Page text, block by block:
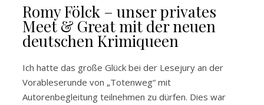
Romy Fölck – unser privates
Meet & Great mit der neuen
deutschen Krimiqueen
Ich hatte das große Glück bei der Lesejury an der
Vorableserunde von „Totenweg“ mit
Autorenbegleitung teilnehmen zu dürfen. Dies war